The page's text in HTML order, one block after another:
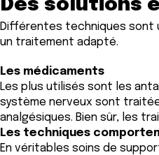
Des solutions
Différentes techniques sont
un traitement adapté.
Les médicaments
Les plus utilisés sont les
système nerveux sont
analgésiques. Bien sûr, les
Les techniques
En véritables soins de